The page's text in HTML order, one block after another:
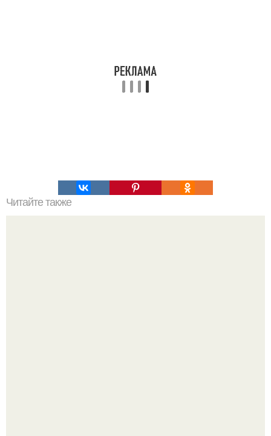
Читайте также